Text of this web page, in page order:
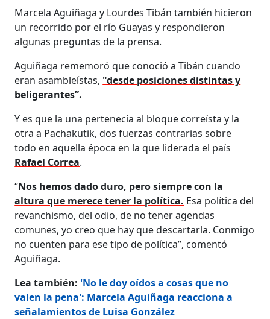
Marcela Aguiñaga y Lourdes Tibán también hicieron
un recorrido por el río Guayas y respondieron
algunas preguntas de la prensa.
Aguiñaga rememoró que conoció a Tibán cuando
eran asambleístas, "desde posiciones distintas y
beligerantes”.
Y es que la una pertenecía al bloque correísta y la
otra a Pachakutik, dos fuerzas contrarias sobre
todo en aquella época en la que liderada el país
Rafael Correa.
“Nos hemos dado duro, pero siempre con la
altura que merece tener la política. Esa política del
revanchismo, del odio, de no tener agendas
comunes, yo creo que hay que descartarla. Conmigo
no cuenten para ese tipo de política”, comentó
Aguiñaga.
Lea también: 'No le doy oídos a cosas que no
valen la pena': Marcela Aguiñaga reacciona a
señalamientos de Luisa González